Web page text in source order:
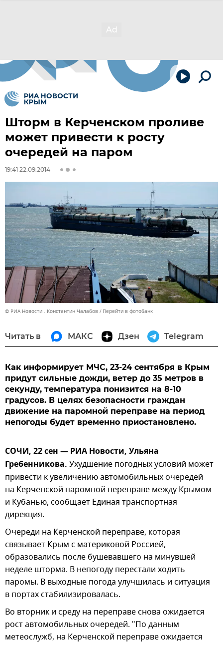
Шторм в Керченском проливе
может привести к росту
очередей на паром
19:41 22.09.2014
© РИА Новости . Константин Чалабов Перейти в фотобанк
Читать в МАКС Дзен Telegram
Как информирует МЧС, 23-24 сентября в Крым
придут сильные дожди, ветер до 35 метров в
секунду, температура понизится на 8-10
градусов. В целях безопасности граждан
движение на паромной переправе на период
непогоды будет временно приостановлено.
СОЧИ, 22 сен — РИА Новости, Ульяна
Гребенникова. Ухудшение погодных условий может
привести к увеличению автомобильных очередей
на Керченской паромной переправе между Крымом
и Кубанью, сообщает Единая транспортная
дирекция.
Очереди на Керченской переправе, которая
связывает Крым с материковой Россией,
образовались после бушевавшего на минувшей
неделе шторма. В непогоду перестали ходить
паромы. В выходные погода улучшилась и ситуация
в портах стабилизировалась.
Во вторник и среду на переправе снова ожидается
рост автомобильных очередей. "По данным
метеослужб, на Керченской переправе ожидается